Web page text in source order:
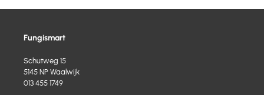
Fungismart
Schutweg 15
5145 NP Waalwijk
013 455 1749